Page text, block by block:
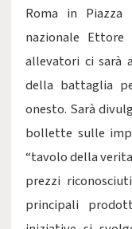
Roma in
nazionale
allevatori ci sarà
della battaglia
onesto. Sarà
bollette sulle
“tavolo della
prezzi
principali